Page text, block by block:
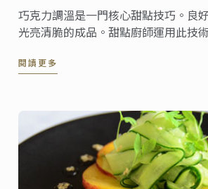
巧克力調溫是一門核心甜點技巧。良
光亮清脆的成品。甜點廚師運用此技
閱讀更多